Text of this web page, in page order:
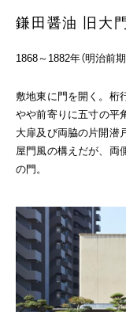
鎌田醤油 旧大
1868～1882年（明治前
敷地東に門を開く。桁
やや前寄りに五寸の平
大扉及び両脇の片開潜
屋門風の構えだが、両
の門。